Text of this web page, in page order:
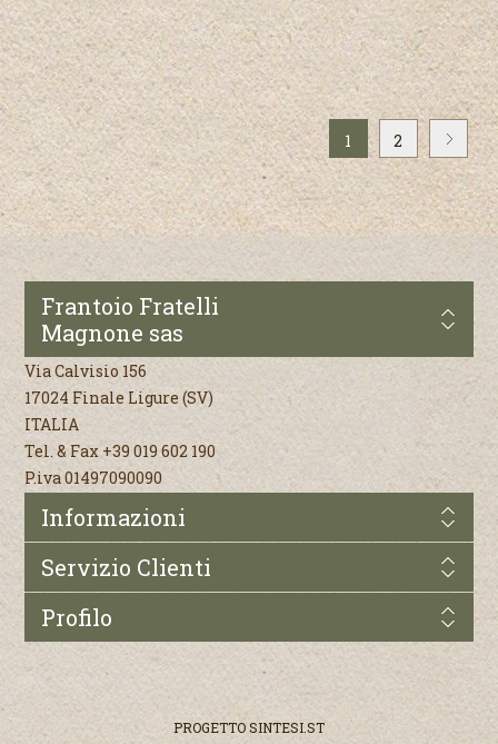
1 2
Frantoio Fratelli
Magnone sas
Via Calvisio 156
17024 Finale Ligure (SV)
ITALIA
Tel. & Fax +39 019 602 190
P.iva 01497090090
Informazioni
Servizio Clienti
Profilo
PROGETTOSINTESI.ST